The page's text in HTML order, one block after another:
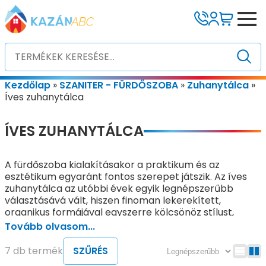
Kezdőlap » SZANITER - FÜRDŐSZOBA » Zuhanytálca »
Íves zuhanytálca
ÍVES ZUHANYTÁLCA
A fürdőszoba kialakításakor a praktikum és az
esztétikum egyaránt fontos szerepet játszik. Az íves
zuhanytálca az utóbbi évek egyik legnépszerűbb
választásává vált, hiszen finoman lekerekített,
organikus formájával egyszerre kölcsönöz stílust,
modernitást és praktikusságot a fürdőszobának.
Különösen azoknak ideális, akik kerülnék a szögletes,
merev formákat, ugyanakkor szeretnék a lehető
legjobban kihasználni fürdőszobájuk adottságait.
Tovább olvasom...
7 db termék
SZŰRÉS